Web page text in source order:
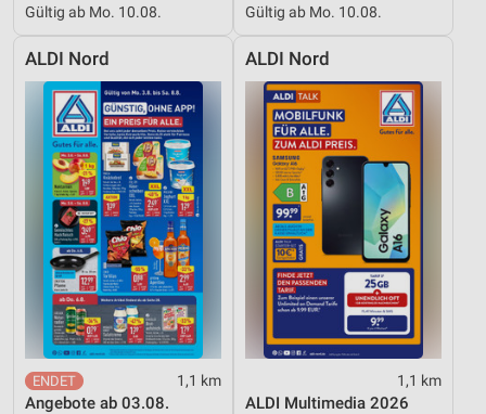
Gültig ab Mo. 10.08. Gültig ab Mo. 10.08.
ALDI Nord
1,1 km
Angebote ab 03.08.
ALDI Nord
1,1 km
ALDI Multimedia 2026
Nicht-IAB-Verarbeitungszwecke:
Notwendig
Performance
Funktional
Werbung